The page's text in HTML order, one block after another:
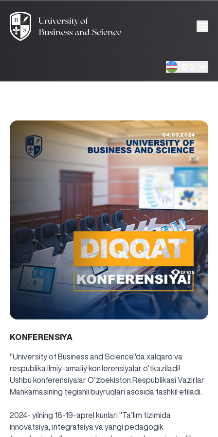
04.03.2024
12105
KONFERENSIYA
"University of Business and Science"da xalqaro va
respublika ilmiy-amaliy konferensiyalar o‘tkaziladi!
Ushbu konferensiyalar O‘zbekiston Respublikasi Vazirlar
Mahkamasining tegishli buyruqlari asosida tashkil etiladi.
2024- yilning 18-19-aprel kunlari "Ta’lim tizimida
innovatsiya, integratsiya va yangi pedagogik